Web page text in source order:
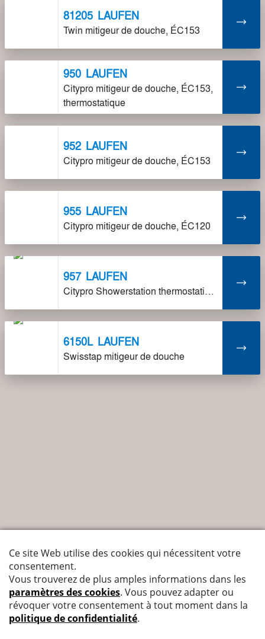
81205 LAUFEN
Twin mitigeur de douche, ÉC153
950 LAUFEN
Citypro mitigeur de douche, ÉC153,
thermostatique
952 LAUFEN
Citypro mitigeur de douche, ÉC153
955 LAUFEN
Citypro mitigeur de douche, ÉC120
957 LAUFEN
Citypro Showerstation thermostatique, ÉC153
6150L LAUFEN
Swisstap mitigeur de douche